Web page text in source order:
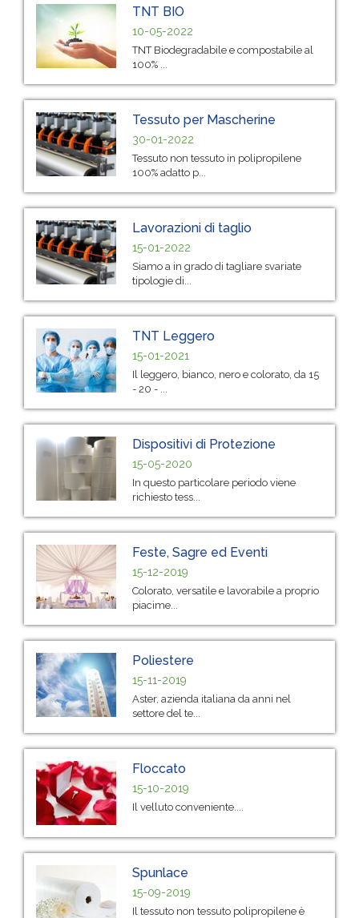
TNT BIO
10-05-2022
TNT Biodegradabile e compostabile al
100% ...
Tessuto per Mascherine
30-01-2022
Tessuto non tessuto in polipropilene
100% adatto p...
Lavorazioni di taglio
15-01-2022
Siamo a in grado di tagliare svariate
tipologie di...
TNT Leggero
15-01-2021
Il leggero, bianco, nero e colorato, da 15
- 20 - ...
Dispositivi di Protezione
15-05-2020
In questo particolare periodo viene
richiesto tess...
Feste, Sagre ed Eventi
15-12-2019
Colorato, versatile e lavorabile a proprio
piacime...
Poliestere
15-11-2019
Aster, azienda italiana da anni nel
settore del te...
Floccato
15-10-2019
Il velluto conveniente....
Spunlace
15-09-2019
Il tessuto non tessuto polipropilene è